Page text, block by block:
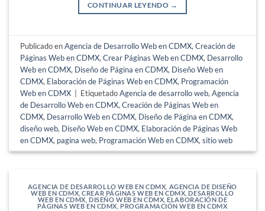
CONTINUAR LEYENDO →
Publicado enAgencia de Desarrollo Web en CDMX,Creación de
Páginas Web en CDMX,Crear Páginas Web en CDMX, Desarrollo
Web en CDMX, Diseño de Página en CDMX, Diseño Web en
CDMX, Elaboración de Páginas Web en CDMX, Programación
Web en CDMX | EtiquetadoAgencia de desarrollo web,Agencia
de Desarrollo Web en CDMX,Creación de Páginas Web en
CDMX, Desarrollo Web en CDMX, Diseño de Página en CDMX,
diseño web, Diseño Web en CDMX, Elaboración de Páginas Web
en CDMX, pagina web, Programación Web en CDMX,sitio web
AGENCIA DE DESARROLLO WEB EN CDMX AGENCIA DE DISEÑO
WEB EN CDMX ,CREAR PÁGINAS WEB EN CDMX ,DESARROLLO
WEB EN CDMX ,DISEÑO WEB EN CDMX ,ELABORACIÓN DE
PÁGINAS WEB EN CDMX PROGRAMACIÓN WEB EN CDMX